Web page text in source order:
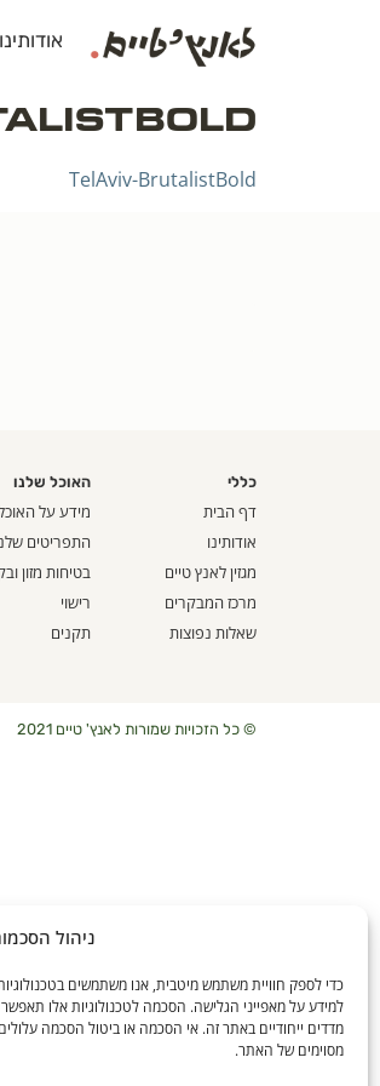
ניהול
למידע על מאפייני הגלישה. הסכמה לטכנולוגיות אלו
מדדים ייחודיים באתר זה. אי הסכמה או ביטול הסכמה
מסוימים של האתר.
אודותינו
TelAviv-BrutalistBold
כללי
דף הבית
אודותינו
מגזין לאנץ טיים
מרכז המבקרים
שאלות נפוצות
האוכל שלנו
מידע על
התפריטים
בטיחות מזון
רישוי
תקנים
© כל הזכויות שמורות לאנץ' טיים 2021